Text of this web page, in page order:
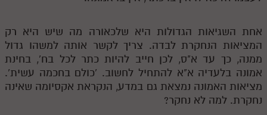
אחת השגיאות הגדולות היא שלכאורה מה שיש היא רק
המציאות הנחקרת לבדה. צריך לקשר אותה למשהו גדול
ממנה, כך עד א"ס, לכן חייב להיות כתר לכל בח', בחינת
אמונה בלעדיה א"א להתחיל לחשוב. 'כולם בחכמה עשית'.
מציאות האמונה נמצאת גם במדע, הנקראת אקסיומה שאינה
נחקרת. למה לא נחקר?